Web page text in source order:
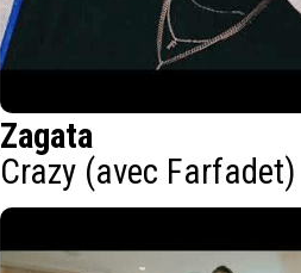
Zagata
Crazy (avec Farfadet)